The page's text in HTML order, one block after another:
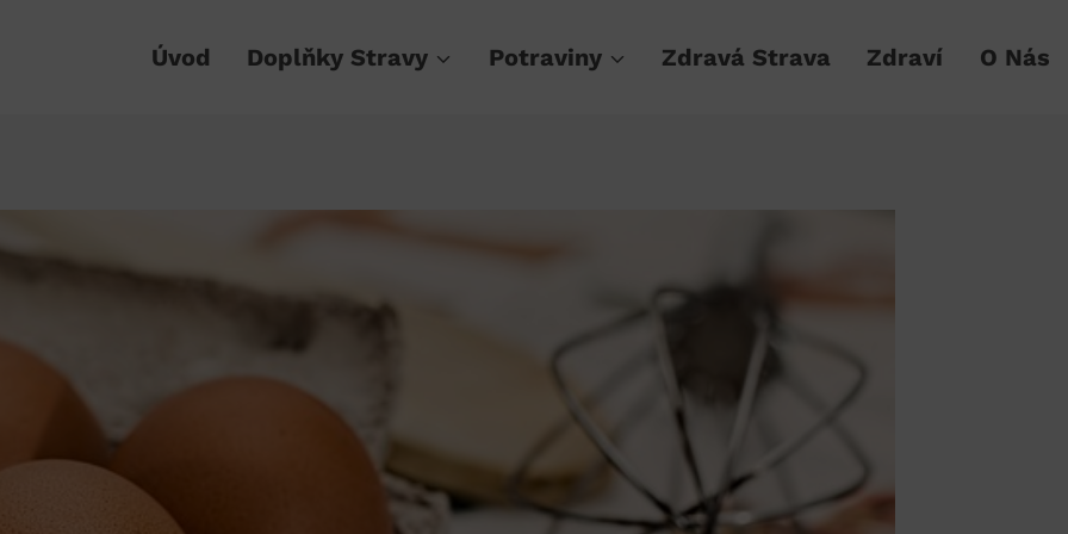
Úvod Doplňky Stravy Potraviny Zdravá Strava Zdraví O Nás